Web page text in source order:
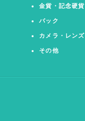
金貨・記念硬貨
バック
カメラ・レンズ
その他